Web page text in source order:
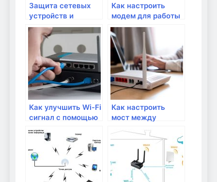
Защита сетевых
устройств и
компьютеров от
вирусов и хакеров
Как настроить
модем для работы
с IP-телефонией?
Как улучшить Wi-Fi
сигнал с помощью
Как настроить
мост между
увеличения
покрытия Wi-Fi?